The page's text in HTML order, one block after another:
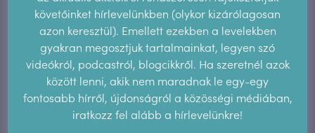
Új megerősítés: a cikluskövetés közelebb visz
önmagadhoz
2025.10.28.
Archívum
2026. június 2025. december 2025. október
követőinket hírlevelünkben (olykor kizárólagosan
azon keresztül). Emellett ezekben a levelekben
gyakran megosztjuk tartalmainkat, legyen szó
videókról, podcastról, blogcikkről. Ha szeretnél azok
között lenni, akik nem maradnak le egy-egy
fontosabb hírről, újdonságról a közösségi médiában,
iratkozz fel alább a hírlevelünkre!